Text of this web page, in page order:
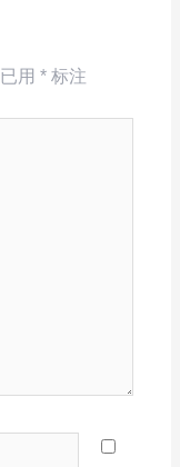
用 *标注